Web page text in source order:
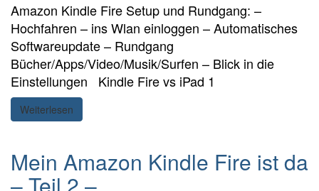
Amazon Kindle Fire Setup und Rundgang: –
Hochfahren – ins Wlan einloggen – Automatisches
Softwareupdate – Rundgang
Bücher/Apps/Video/Musik/Surfen – Blick in die
Einstellungen Kindle Fire vs iPad 1
Weiterlesen
Mein Amazon Kindle Fire ist da